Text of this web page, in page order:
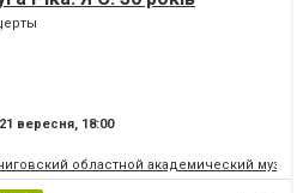
21 вересня, 18:00
областной академический